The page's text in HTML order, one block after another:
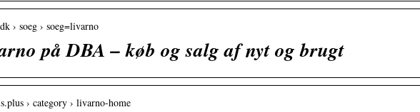
› soeg › soeg=livarno
på DBA – køb og salg af nyt og brugt
› category › livarno-home